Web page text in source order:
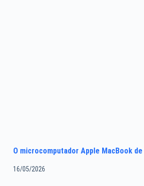
O microcomputador Apple MacBook de
16/05/2026